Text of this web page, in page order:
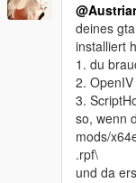
deines
installiert
1. du
2. OpenIV
3.
so, wenn
mods/
.rpf\
und da